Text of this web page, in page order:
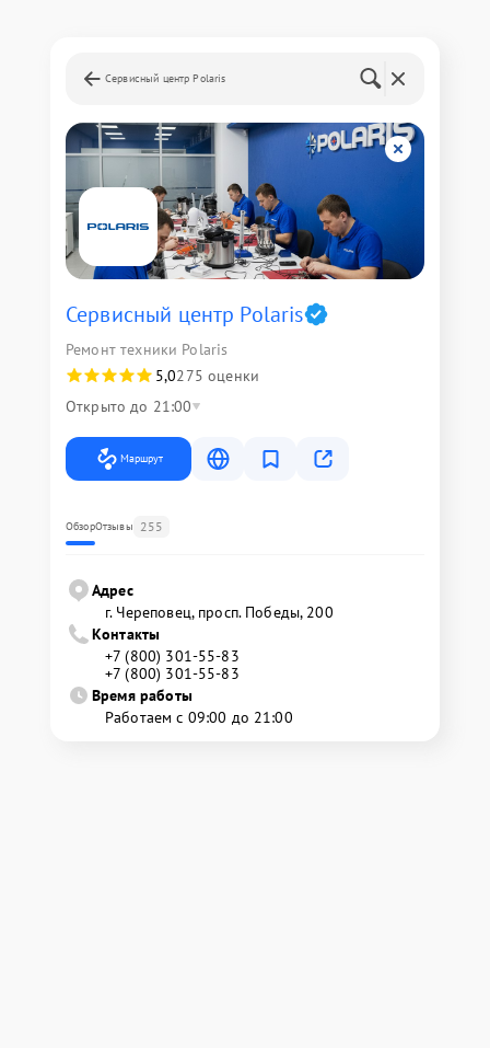
Сервисный центр Polaris
Сервисный центр Polaris
Ремонт техники Polaris
5,0275 оценки
Открыто до 21:00
Маршрут
ОбзорОтзывы 255
Адрес
г. Череповец, просп. Победы, 200
Контакты
+7 (800) 301-55-83
+7 (800) 301-55-83
Время работы
Работаем с 09:00 до 21:00